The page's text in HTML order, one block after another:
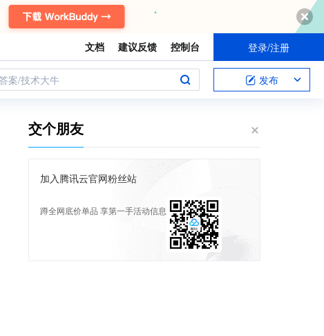
文档 建议反馈 控制台 登录/注册
案/技术大牛 发布
交个朋友
加入腾讯云官网粉丝站
蹲全网底价单品 享第一手活动信息